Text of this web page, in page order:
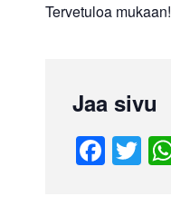
Tervetuloa mukaan!
Jaa sivu
F
a
T
wi